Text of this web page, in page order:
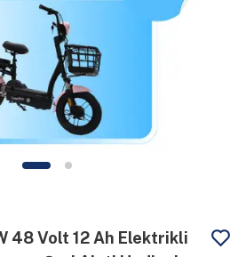
48 Volt 12 Ah Elektrikli